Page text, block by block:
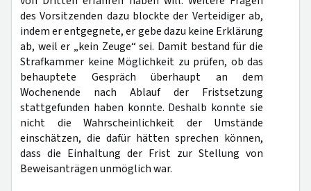
des Vorsitzenden dazu blockte der Verteidiger ab,
indem er entgegnete, er gebe dazu keine Erklärung
ab, weil er „kein Zeuge“ sei. Damit bestand für die
Strafkammer keine Möglichkeit zu prüfen, ob das
behauptete Gespräch überhaupt an dem
Wochenende nach Ablauf der Fristsetzung
stattgefunden haben konnte. Deshalb konnte sie
nicht die Wahrscheinlichkeit der Umstände
einschätzen, die dafür hätten sprechen können,
dass die Einhaltung der Frist zur Stellung von
Beweisanträgen unmöglich war.